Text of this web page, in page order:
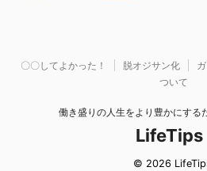
〇〇してよかった！ 脱オジサン化
ついて
働き盛りの人生をより豊かにする
© 2026